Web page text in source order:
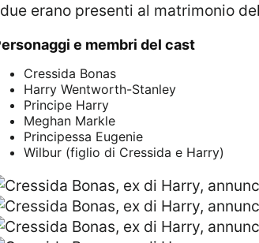
I due erano presenti al matrimonio
Personaggi e membri del cast
Cressida Bonas
Harry Wentworth-Stanley
Principe Harry
Meghan Markle
Principessa Eugenie
Wilbur (figlio di Cressida e Harry)